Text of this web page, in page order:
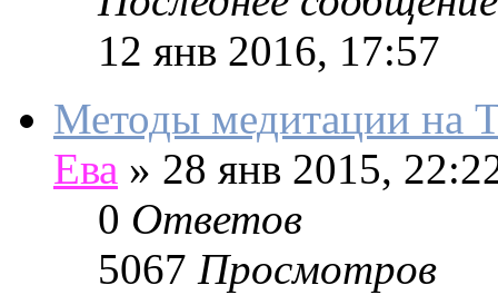
12 янв 2016, 17:57
Методы медитации на
Ева » 28 янв 2015,
0 Ответов
5067 Просмотров